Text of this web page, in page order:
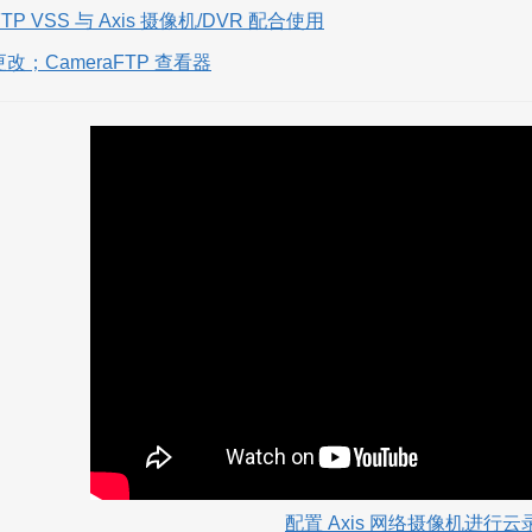
VSS 与 Axis 摄像机/DVR 配合使用
改；CameraFTP 查看器
配置 Axis 网络摄像机进行云